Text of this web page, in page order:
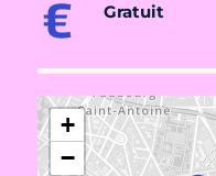
Gratuit
+
−